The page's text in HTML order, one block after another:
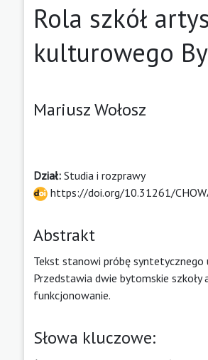
Rola szkół
kulturowego
Mariusz Wołosz
Dział: Studia i rozprawy
https://doi.org/10.31261/
Abstrakt
Tekst stanowi próbę
Przedstawia dwie bytomskie
funkcjonowanie.
Słowa kluczowe: